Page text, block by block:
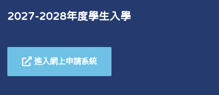
2027-2028年度學生入學
進入網上申請系統